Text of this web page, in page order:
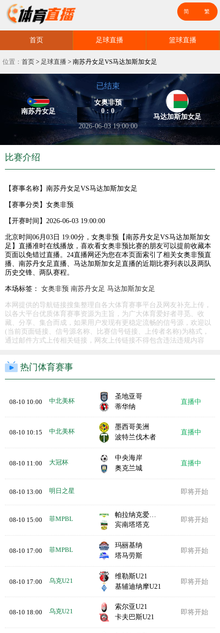
首页 足球直播 篮球直播
位置： 首页 > 足球直播 > 南苏丹女足VS马达加斯加女足
南苏丹女足
已结束
女奥非预
0 : 0
2026-06-03 19:00:00
马达加斯加女足
比赛介绍
【赛事名称】 南苏丹女足VS马达加斯加女足
【赛事分类】 女奥非预
【开赛时间】 2026-06-03 19:00:00
北京时间06月03日 19:00分，女奥非预【南苏丹女足VS马达加斯加女
足】直播准时在线播放，喜欢看女奥非预比赛的朋友可以提前收藏本
页面以免错过直播。24直播网还为您在本页面索引了相关女奥非预直
播、南苏丹女足直播、马达加斯加女足直播的近期比赛列表以及两队
历史交锋、两队赛程。
本场标签： 女奥非预 南苏丹女足 马达加斯加女足
本网提供的导航链接搜集整理自各大体育赛事平台及网友补充上传，
以各大平台优质体育赛事资源为主旨，为广大体育爱好者寻觅、收
藏、分享、集合而成，如果用户发现有更稳定流畅的信号源，欢迎以
(当前页面链接、信号源名称、比赛信号链接、上传者名称)为格式，
通过邮件方式上传相关链接，网友上传链接不得包含违法违规内容
热门体育赛事
08-10 10:00 中北美杯
圣地亚哥
蒂华纳
直播中
08-10 10:15 中北美杯
墨西哥美洲
波特兰伐木者
直播中
08-10 11:00 大冠杯
中央海岸
奥克兰城
直播中
08-10 13:00 明日之星 即将开始
08-10 15:00 菲MPBL
帕拉纳克爱国者队
宾南塔塔克
即将开始
08-10 17:00 菲MPBL
玛丽基纳
塔马劳斯
即将开始
08-10 17:00 乌克U21
维勒斯U21
基辅迪纳摩U21
即将开始
08-10 18:00 乌克U21
索尔亚U21
卡夫巴斯U21
即将开始